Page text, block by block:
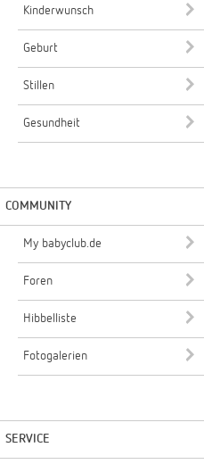
Kinderwunsch
Geburt
Stillen
Gesundheit
COMMUNITY
My babyclub.de
Foren
Hibbelliste
Fotogalerien
SERVICE